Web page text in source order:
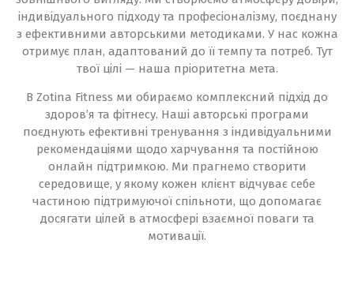
індивідуального підходу та професіоналізму, поєднану
з ефективними авторськими методиками. У нас кожна
отримує план, адаптований до її темпу та потреб. Тут
твої цілі — наша пріоритетна мета.
В Zotina Fitness ми обираємо комплексний підхід до
здоров’я та фітнесу. Наші авторські програми
поєднують ефективні тренування з індивідуальними
рекомендаціями щодо харчування та постійною
онлайн підтримкою. Ми прагнемо створити
середовище, у якому кожен клієнт відчуває себе
частиною підтримуючої спільноти, що допомагає
досягати цілей в атмосфері взаємної поваги та
мотивації.